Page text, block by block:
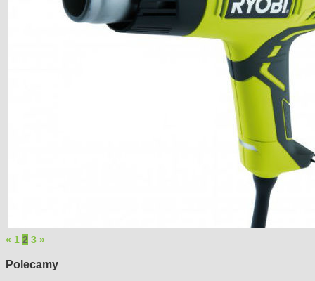
« 1 2 3 »
Polecamy